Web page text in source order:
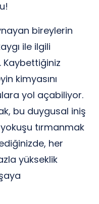
bireylerin
ile ilgili
Kaybettiğiniz
kimyasını
yol açabiliyor.
bu duygusal iniş
tırmanmak
her
yükseklik